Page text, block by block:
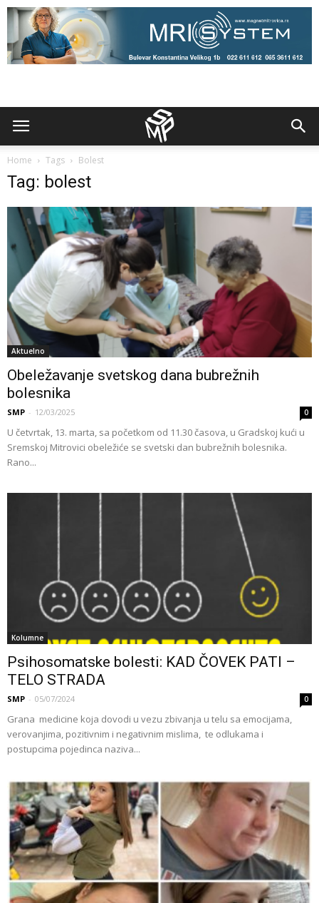
Home Tags Bolest
Tag: bolest
Aktuelno
Obeležavanje svetskog dana bubrežnih
bolesnika
SMP - 12/03/2025 0
U četvrtak, 13. marta, sa početkom od 11.30 časova, u Gradskoj kući u
Sremskoj Mitrovici obeležiće se svetski dan bubrežnih bolesnika.
Rano...
Kolumne
Psihosomatske bolesti: KAD ČOVEK PATI –
TELO STRADA
SMP - 05/07/2024 0
Grana medicine koja dovodi u vezu zbivanja u telu sa emocijama,
verovanjima, pozitivnim i negativnim mislima, te odlukama i
postupcima pojedinca naziva...